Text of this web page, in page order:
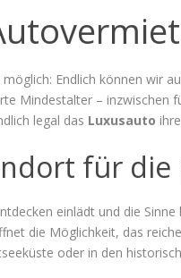
Endlich können wir
Mindestalter – inzwischen
legal das Luxusauto
für
einlädt und die
die Möglichkeit, das
oder in den